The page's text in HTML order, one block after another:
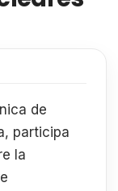
de
participa
la